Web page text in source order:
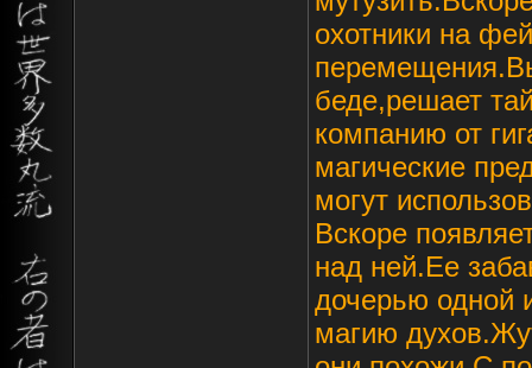
охотники на
беде,решает
компанию от
магические
могут
Вскоре
над ней.Ее
дочерью одной
магию